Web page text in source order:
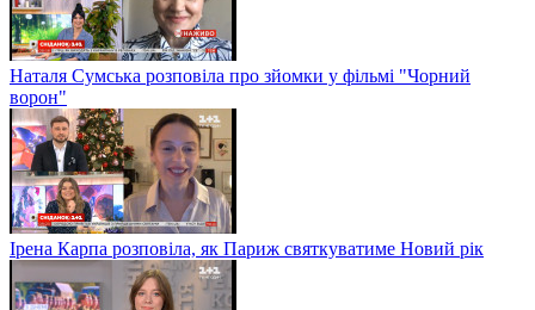
Наталя Сумська розповіла про зйомки у фільмі "Чорний
ворон"
Ірена Карпа розповіла, як Париж святкуватиме Новий рік